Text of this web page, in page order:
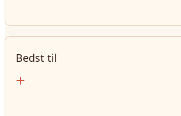
Bedst til
+